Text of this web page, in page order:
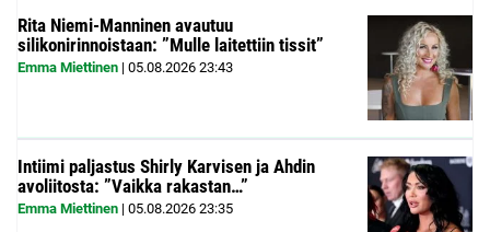
Rita Niemi-Manninen avautuu
silikonirinnoistaan: ”Mulle laitettiin tissit”
Emma Miettinen | 05.08.2026 23:43
Intiimi paljastus Shirly Karvisen ja Ahdin
avoliitosta: ”Vaikka rakastan…”
Emma Miettinen | 05.08.2026 23:35